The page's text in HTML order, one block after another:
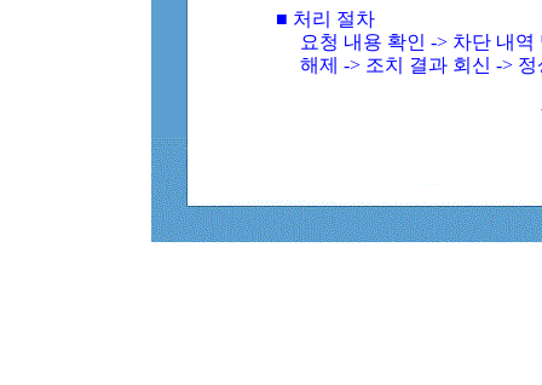
■ 처리 절차
요청 내용 확인 -> 차단 내
해제 -> 조치 결과 회신 ->